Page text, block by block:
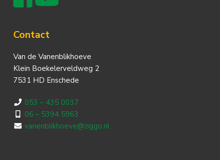
Contact
Van de Vanenblikhoeve
Klein Boekelerveldweg 2
7531 HD Enschede
053 – 435 0037
06 – 5394 5963
vanenblikhoeve@ziggo.nl